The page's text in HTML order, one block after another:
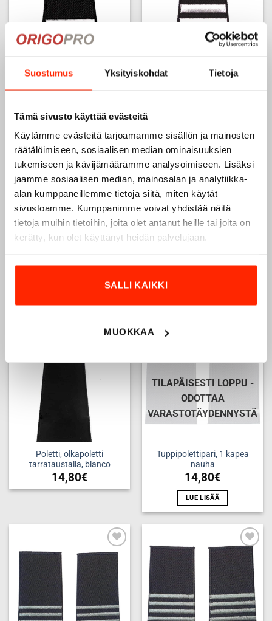
Suostumus Yksityiskohdat Tietoja
Tämä sivusto käyttää evästeitä
Käytämme evästeitä tarjoamamme sisällön ja mainosten
räätälöimiseen, sosiaalisen median ominaisuuksien
tukemiseen ja kävijämäärämme analysoimiseen. Lisäksi
jaamme sosiaalisen median, mainosalan ja analytiikka-
alan kumppaneillemme tietoja siitä, miten käytät
sivustoamme. Kumppanimme voivat yhdistää näitä
tietoja muihin tietoihin, joita olet antanut heille tai joita on
kerätty, kun olet käyttänyt heidän palvelujaan.
SALLI KAIKKI
MUOKKAA
14,80
nauhaa
Add to
wishlist
tarrataustalla, 3 leveää
Add to
tarrataustalla, 4 leveää
Poletti, olkapoletti
tarrataustalla, blanco
14,80€
TILAPÄISESTI LOPPU -
ODOTTAA
VARASTOTÄYDENNYSTÄ
Tuppipolettipari, 1 kapea
nauha
14,80€
LUE LISÄÄ
Add to
wishlist
Add to
wishlist